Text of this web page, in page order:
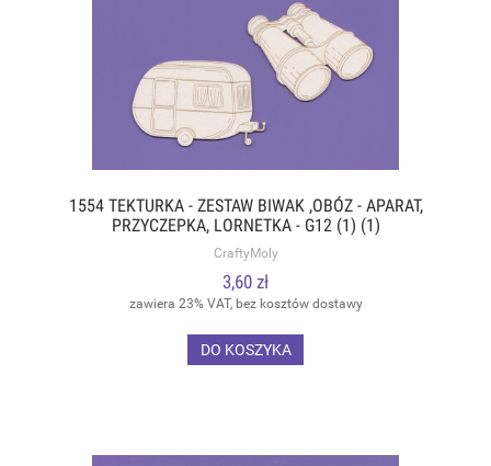
1554 TEKTURKA - ZESTAW BIWAK ,OBÓZ - APARAT,
PRZYCZEPKA, LORNETKA - G12 (1) (1)
CraftyMoly
3,60 zł
zawiera 23% VAT, bez kosztów dostawy
DO KOSZYKA